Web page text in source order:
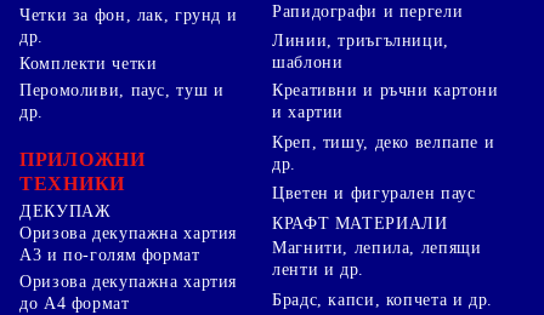
Четки за фон, лак, грунд и
др.
Комплекти четки
Рапидографи и пергели
Линии, триъгълници,
шаблони
Перомоливи, паус, туш и
др.
ПРИЛОЖНИ
ТЕХНИКИ
ДЕКУПАЖ
Оризова декупажна хартия
А3 и по-голям формат
Оризова декупажна хартия
до А4 формат
Креативни и ръчни картони
и хартии
Креп, тишу, деко велпапе и
др.
Цветен и фигурален паус
КРАФТ МАТЕРИАЛИ
Магнити, лепила, лепящи
ленти и др.
Брадс, капси, копчета и др.